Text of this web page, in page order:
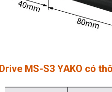
Drive MS-S3 YAKO có